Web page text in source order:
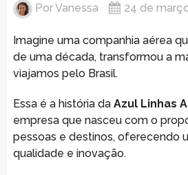
PorVanessa 24 de
Imagine uma companhia aérea
de uma década, transformou a
viajamos pelo Brasil.
Essa é a história da Azul Linhas
empresa que nasceu com o
pessoas e destinos, oferecendo
qualidade e inovação.